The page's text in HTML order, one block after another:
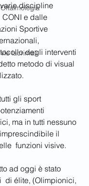
lacrimali
discipline
e dalle
Sportive
degli interventi
metodo di visual
gli sport
ma in tutti nessuno
il
funzioni visive.
ad oggi è stato
di élite, (Olimpionici,